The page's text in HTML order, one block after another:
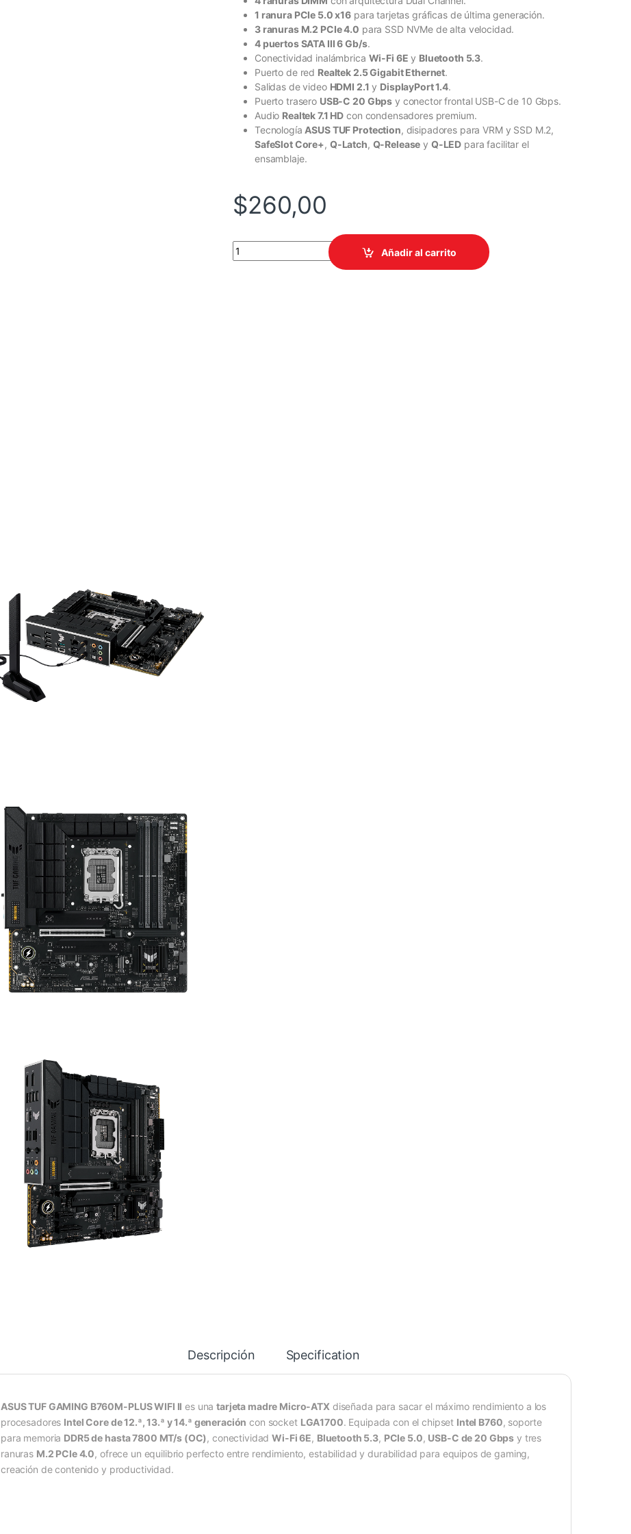
1 ranura PCIe 5.0 x16 para tarjetas gráficas de última generación.
3 ranuras M.2 PCIe 4.0 para SSD NVMe de alta velocidad.
4 puertos SATA III 6 Gb/s.
Conectividad inalámbrica Wi-Fi 6E y Bluetooth 5.3.
Puerto de red Realtek 2.5 Gigabit Ethernet.
Salidas de video HDMI 2.1 y DisplayPort 1.4.
Puerto trasero USB-C 20 Gbps y conector frontal USB-C de 10 Gbps.
Audio Realtek 7.1 HD con condensadores premium.
Tecnología ASUS TUF Protection, disipadores para VRM y SSD M.2,
SafeSlot Core+, Q-Latch, Q-Release y Q-LED para facilitar el
ensamblaje.
$260,00
ASUS TUF GAMING B760M-PLUS WIFI II DDR5 LGA1700 mATX quantity
Añadir al carrito
Descripción Specification
ASUS TUF GAMING B760M-PLUS WIFI II es unatarjeta madre Micro-ATX diseñada para sacar el máximo rendimiento a los
procesadores Intel Core de 12.ª, 13.ª y 14.ª generación con socket LGA1700. Equipada con el chipset Intel B760, soporte
para memoria DDR5 de hasta 7800 MT/s (OC), conectividadWi-Fi 6E, Bluetooth 5.3, PCIe 5.0, USB-C de 20 Gbps y tres
ranuras M.2 PCIe 4.0, ofrece un equilibrio perfecto entre rendimiento, estabilidad y durabilidad para equipos de gaming,
creación de contenido y productividad.